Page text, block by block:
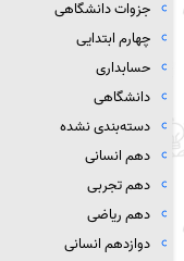
جزوات دانشگاهی
چهارم ابتدایی
حسابداری
دانشگاهی
دسته‌بندی نشده
دهم انسانی
دهم تجربی
دهم ریاضی
دوازدهم انسانی